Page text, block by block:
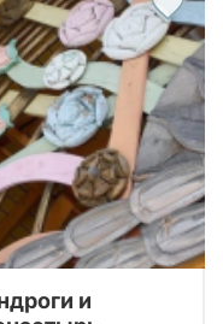
по территории
и